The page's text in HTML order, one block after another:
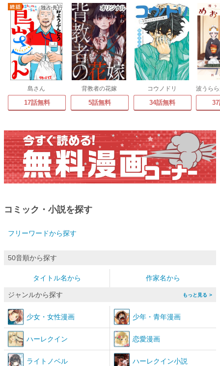
島さん
17話無料
背教者の花嫁
5話無料
コウノドリ
34話無料
コミック・小説を探す
フリーワードから探す
50音順から探す
タイトル名から 作家名から
ジャンルから探す >
少女 ・ 女性漫画 少年 ・ 青年漫画
ハーレクイン 恋愛漫画
ライトノベル ハーレクイン小説